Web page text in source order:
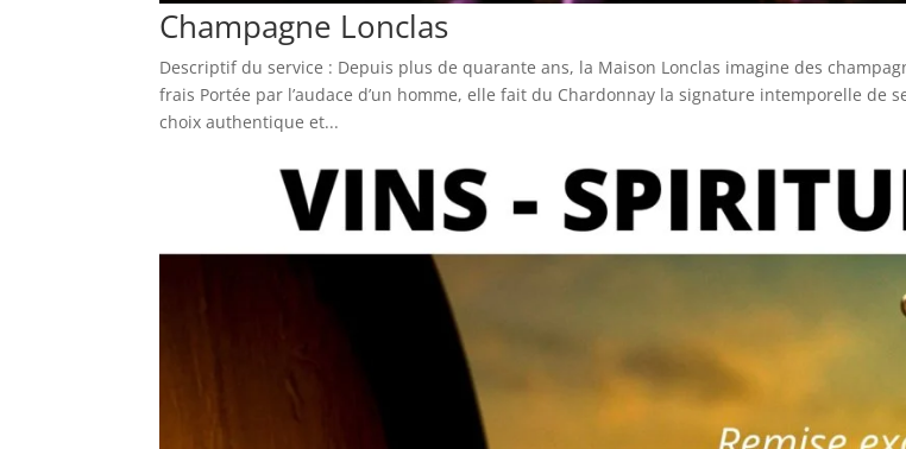
Champagne Lonclas
Descriptif du service : Depuis plus de quarante ans, la Maison Lonclas imagine des
frais Portée par l’audace d’un homme, elle fait du Chardonnay la signature intemporelle de
choix authentique et...